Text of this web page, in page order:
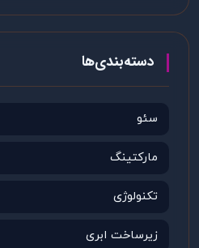
دسته‌بندی‌ها
سئو
مارکتینگ
تکنولوژی
زیرساخت ابری